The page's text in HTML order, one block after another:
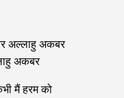
अल्लाहु अकबर
अकबर
मैं हरम को